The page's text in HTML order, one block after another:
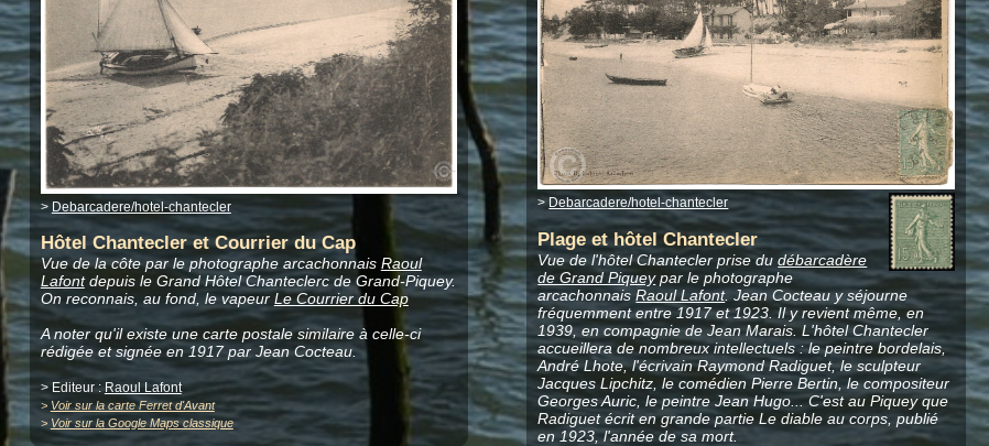
> Debarcadere/hotel-chantecler
Hôtel Chantecler et Courrier du Cap
Vue de la côte par le photographe arcachonnais Raoul
Lafontdepuis le Grand Hôtel Chanteclerc de Grand-Piquey.
On reconnais, au fond, le vapeur Le Courrier du Cap
A noter qu'il existe une carte postale similaire à celle-ci
rédigée et signée en 1917 par Jean Cocteau.
> Editeur : Raoul Lafont
> Voir sur la carte Ferret d'Avant
> Voir sur la Google Maps classique
> Debarcadere/hotel-chantecler
Plage et hôtel Chantecler
Vue de l'hôtel Chantecler prise dudébarcadère
de Grand Piqueypar le photographe
arcachonnaisRaoul Lafont. Jean Cocteau y séjourne
fréquemment entre 1917 et 1923. Il y revient même, en
1939, en compagnie de Jean Marais. L'hôtel Chantecler
accueillera de nombreux intellectuels : le peintre bordelais,
André Lhote, l'écrivain Raymond Radiguet, le sculpteur
Jacques Lipchitz, le comédien Pierre Bertin, le compositeur
Georges Auric, le peintre Jean Hugo... C'est au Piquey que
Radiguet écrit en grande partie Le diable au corps, publié
en 1923, l'année de sa mort.